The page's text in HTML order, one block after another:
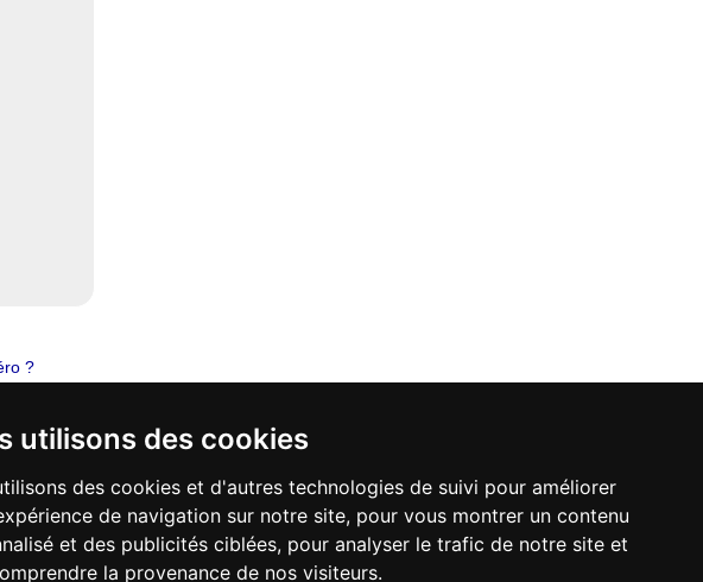
utilisons des cookies
des cookies et d'autres technologies de suivi pour améliorer
de navigation sur notre site, pour vous montrer un contenu
et des publicités ciblées, pour analyser le trafic de notre site et
la provenance de nos visiteurs.
?